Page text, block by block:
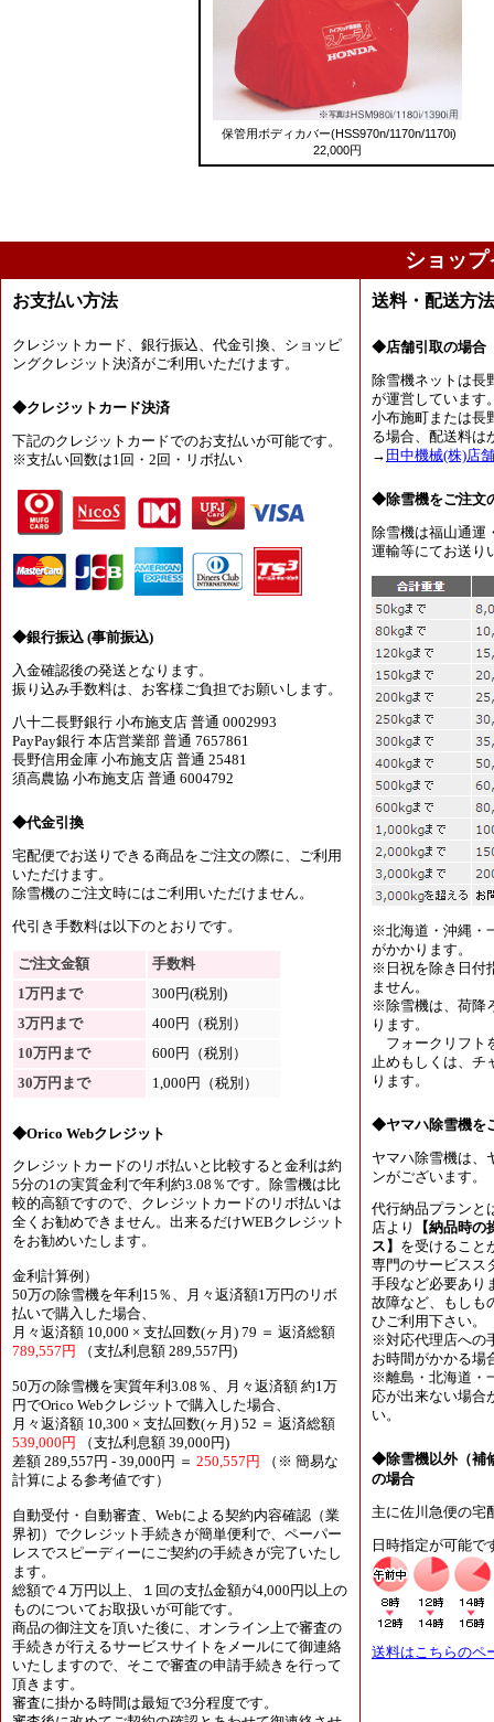
保管用ボディカバー(HSS970n/1170n/1170i)
22,000円
ショッ
お支払い方法
クレジットカード、銀行振込、代金引換、ショッピ
ングクレジット決済がご利用いただけます。
◆クレジットカード決済
下記のクレジットカードでのお支払いが可能です。
※支払い回数は1回・2回・リボ払い
◆銀行振込 (事前振込)
入金確認後の発送となります。
振り込み手数料は、お客様ご負担でお願いします。
八十二長野銀行 小布施支店 普通 0002993
PayPay銀行 本店営業部 普通 7657861
長野信用金庫 小布施支店 普通 25481
須高農協 小布施支店 普通 6004792
◆代金引換
宅配便でお送りできる商品をご注文の際に、ご利用
いただけます。
除雪機のご注文時にはご利用いただけません。
代引き手数料は以下のとおりです。
ご注文金額
手数料
1万円まで
300円(税別)
3万円まで
400円（税別）
10万円まで
600円（税別）
30万円まで
1,000円（税別）
◆Orico Webクレジット
クレジットカードのリボ払いと比較すると金利は約
5分の1の実質金利で年利約3.08％です。除雪機は比
較的高額ですので、クレジットカードのリボ払いは
全くお勧めできません。出来るだけWEBクレジット
をお勧めいたします。
金利計算例）
50万の除雪機を年利15％、月々返済額1万円のリボ
払いで購入した場合、
月々返済額 10,000 × 支払回数(ヶ月) 79 ＝ 返済総額
789,557円
（支払利息額 289,557円)
50万の除雪機を実質年利3.08％、月々返済額 約1万
円でOrico Webクレジットで購入した場合、
月々返済額 10,300 × 支払回数(ヶ月) 52 ＝ 返済総額
539,000円
（支払利息額 39,000円)
差額 289,557円 - 39,000円 ＝ 250,557円
（※ 簡易な
計算による参考値です）
自動受付・自動審査、Webによる契約内容確認（業
界初）でクレジット手続きが簡単便利で、ペーパー
レスでスピーディーにご契約の手続きが完了いたし
ます。
総額で４万円以上、１回の支払金額が4,000円以上の
ものについてお取扱いが可能です。
商品の御注文を頂いた後に、オンライン上で審査の
手続きが行えるサービスサイトをメールにて御連絡
いたしますので、そこで審査の申請手続きを行って
頂きます。
審査に掛かる時間は最短で3分程度です。
送料・配送方
◆店舗引取の場合
除雪機ネットは長
が運営しています
小布施町または長
る場合、配送料は
→ 田中機械(株)店
◆除雪機をご注文
除雪機は福山通運
運輸等にてお送り
※北海道・沖縄・
がかかります。
※日祝を除き日付
ません。
※除雪機は、荷降
ります。
フォークリフト
止めもしくは、チ
ります。
◆ヤマハ除雪機を
ヤマハ除雪機は、
ンがございます。
代行納品プランと
店より
【納品時
ス】 を受けること
専門のサービスス
手段など必要あり
故障など、もしも
ひご利用下さい。
※対応代理店への
お時間がかかる場
※離島・北海道・
応が出来ない場合
い。
◆除雪機以外（補
の場合
主に佐川急便の宅
日時指定が可能で
送料はこちらのペ